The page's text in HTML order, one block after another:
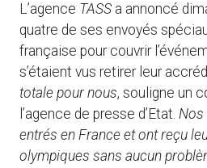
L’agence TASS a annoncé
quatre de ses envoyés
française pour couvrir
s’étaient vus retirer leur
totale pour nous, souligne un
l’agence de presse d’Etat. Nos
entrés en France et ont reçu
olympiques sans aucun